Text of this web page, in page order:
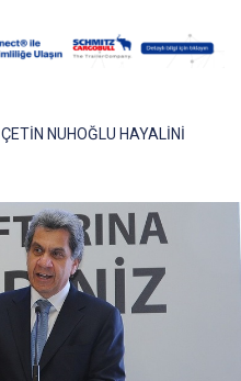
ÇETİN NUHOĞLU HAYALİNİ